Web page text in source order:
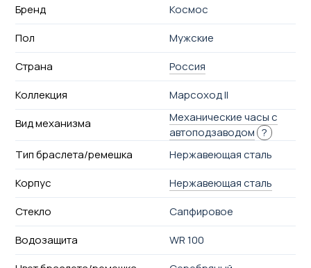
Бренд
Космос
Пол
Мужские
Страна
Россия
Коллекция
Марсоход II
Вид механизма
Механические часы с
автоподзаводом ?
Тип браслета/ремешка
Нержавеющая сталь
Корпус
Нержавеющая сталь
Стекло
Сапфировое
Водозащита
WR 100